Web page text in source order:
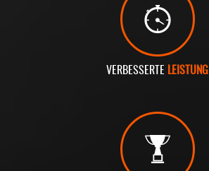
VERBESSERTE LEISTUNG